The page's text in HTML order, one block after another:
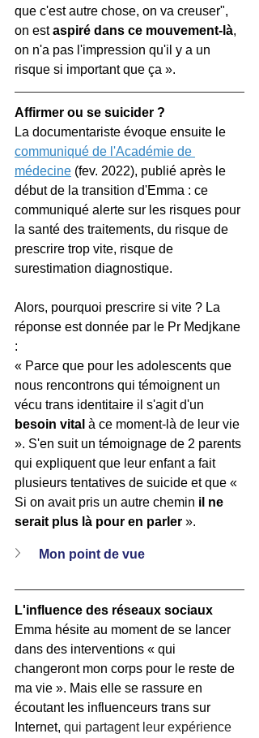
que c'est autre chose, on va creuser",
on est aspiré dans ce mouvement-là,
on n'a pas l'impression qu'il y a un
risque si important que ça ».
Affirmer ou se suicider ?
La documentariste évoque ensuite le
communiqué de l'Académie de
médecine (fev. 2022), publié après le
début de la transition d'Emma : ce
communiqué alerte sur les risques pour
la santé des traitements, du risque de
prescrire trop vite, risque de
surestimation diagnostique.
Alors, pourquoi prescrire si vite ? La
réponse est donnée par le Pr Medjkane
:
« Parce que pour les adolescents que
nous rencontrons qui témoignent un
vécu trans identitaire il s'agit d'un
besoin vital à ce moment-là de leur vie
». S'en suit un témoignage de 2 parents
qui expliquent que leur enfant a fait
plusieurs tentatives de suicide et que «
Si on avait pris un autre chemin il ne
serait plus là pour en parler ».
Mon point de vue
L'influence des réseaux sociaux
Emma hésite au moment de se lancer
dans des interventions « qui
changeront mon corps pour le reste de
ma vie ». Mais elle se rassure en
écoutant les influenceurs trans sur
Internet, qui partagent leur expérience